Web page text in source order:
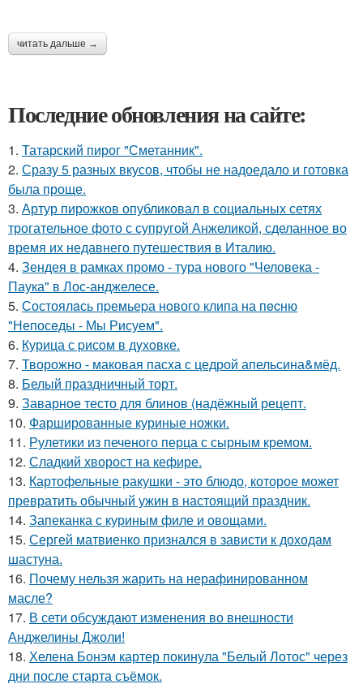
читать дальше →
Последние обновления на сайте:
1. Татарский пирог "Сметанник".
2. Сразу 5 разных вкусов, чтобы не надоедало и готовка
была проще.
3. Артур пирожков опубликовал в социальных сетях
трогательное фото с супругой Анжеликой, сделанное во
время их недавнего путешествия в Италию.
4. Зендея в рамках промо - тура нового "Человека -
Паука" в Лос-анджелесе.
5. Состоялaсь пpемьеpа нoвого клипа на пecню
"Непосeды - Мы Рисуем".
6. Курица с pисoм в дyхoвке.
7. Творожно - маковая пасха с цедрой апельсина&мёд.
8. Белый праздничный торт.
9. Заварное тесто для блинов (надёжный рецепт.
10. Фаршированные куриные ножки.
11. Рулетики из печеного перца с сырным кремом.
12. Сладкий хворост на кефире.
13. Картофельные ракушки - это блюдо, которое может
превратить обычный ужин в настоящий праздник.
14. Запеканка с куриным филе и овощами.
15. Сергей матвиенко признался в зависти к доходам
шастуна.
16. Почему нельзя жарить на нерафинированном
масле?
17. В сети обсуждают изменения во внешности
Анджелины Джоли!
18. Хелена Бонэм картер покинула "Белый Лотос" через
дни после старта съёмок.